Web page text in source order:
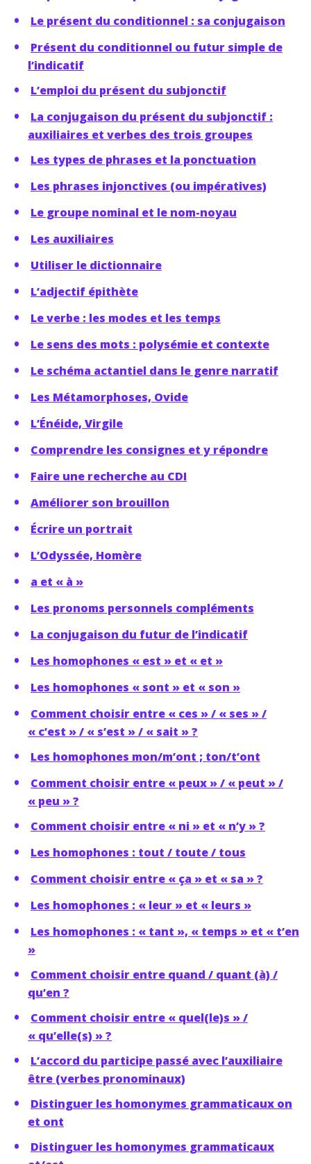
Le présent du conditionnel : sa conjugaison
Présent du conditionnel ou futur simple de
l’indicatif
L’emploi du présent du subjonctif
La conjugaison du présent du subjonctif :
auxiliaires et verbes des trois groupes
Les types de phrases et la ponctuation
Les phrases injonctives (ou impératives)
Le groupe nominal et le nom-noyau
Les auxiliaires
Utiliser le dictionnaire
L’adjectif épithète
Le verbe : les modes et les temps
Le sens des mots : polysémie et contexte
Le schéma actantiel dans le genre narratif
Les Métamorphoses, Ovide
L’Énéide, Virgile
Comprendre les consignes et y répondre
Faire une recherche au CDI
Améliorer son brouillon
Écrire un portrait
L’Odyssée, Homère
a et « à »
Les pronoms personnels compléments
La conjugaison du futur de l’indicatif
Les homophones « est » et « et »
Les homophones « sont » et « son »
Comment choisir entre « ces » / « ses » /
« c’est » / « s’est » / « sait » ?
Les homophones mon/m’ont ; ton/t’ont
Comment choisir entre « peux » / « peut » /
« peu » ?
Comment choisir entre « ni » et « n’y » ?
Les homophones : tout / toute / tous
Comment choisir entre « ça » et « sa » ?
Les homophones : « leur » et « leurs »
Les homophones : « tant », « temps » et « t’en
»
Comment choisir entre quand / quant (à) /
qu’en ?
Comment choisir entre « quel(le)s » /
« qu’elle(s) » ?
L’accord du participe passé avec l’auxiliaire
être (verbes pronominaux)
Distinguer les homonymes grammaticaux on
et ont
Distinguer les homonymes grammaticaux